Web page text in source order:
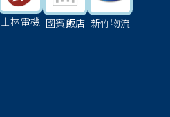
士林電機 國賓飯店 新竹物流